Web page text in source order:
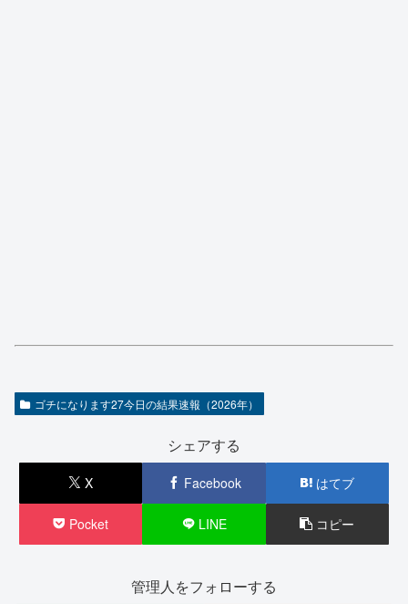
ゴチになります27今日の結果速報（2026年）
シェアする
X Facebook はてブ
Pocket LINE コピー
管理人をフォローする